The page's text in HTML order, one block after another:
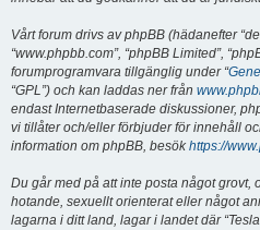
Vårt forum drivs av phpBB (hädanefter
“www.phpbb.com”, “phpBB Limited”,
forumprogramvara tillgänglig under “
“GPL”) och kan laddas ner från
endast Internetbaserade diskussioner,
vi tillåter och/eller förbjuder för innehåll
information om phpBB, besökhttps://
Du går med på att inte posta något grovt,
hotande, sexuellt orienterat eller något
lagarna i ditt land, lagar i landet där